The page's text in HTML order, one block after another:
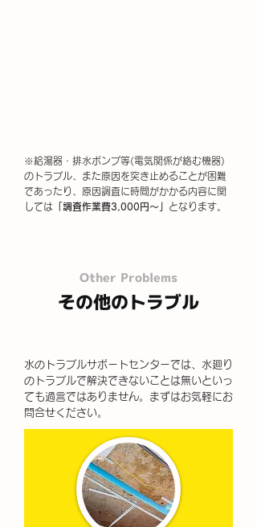
※給湯器・排水ポンプ等(電気関係が絡む機器)
のトラブル、また原因を突き止めることが困難
であったり、原因調査に時間がかかる内容に関
しては 「調査作業費3,000円～」 となります。
Other Problems
その他のトラブル
水のトラブルサポートセンターでは、水廻り
のトラブルで解決できないことは無いといっ
ても過言ではありません。まずはお気軽にお
問合せください。